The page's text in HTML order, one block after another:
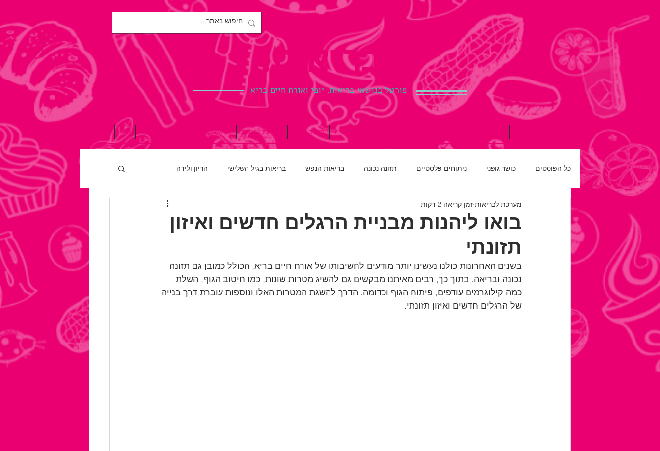
לבריאות.
פורטל בנושאי בריאות, יופי ואורח חיים בריא
הריון ולידה כושר גופני רפואת שיניים בריאות הנפש הגיל השלישי עוד
כל הפוסטים כושר גופני ניתוחים פלסטיים תזונה נכונה בריאות הנפש בריאות בגיל השלישי הריון ולידה
רפואת שיניים חדש על המדף
בואו ליהנות מבניית הרגלים חדשים ואיזון
תזונתי
מערכת לבריאות זמן קריאה 2 דקות
בשנים האחרונות כולנו נעשינו יותר מודעים לחשיבותו של אורח חיים בריא, הכולל כמובן גם תזונה
נכונה ובריאה. בתוך כך, רבים מאיתנו מבקשים גם להשיג מטרות שונות, כמו חיטוב הגוף, השלת
כמה קילוגרמים עודפים, פיתוח הגוף וכדומה. הדרך להשגת המטרות האלו ונוספות עוברת דרך בנייה
של הרגלים חדשים ואיזון תזונתי.